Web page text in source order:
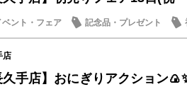
ベント・フェア 記念品・プレゼント
もてなし
店
久手店】おにぎりアクション